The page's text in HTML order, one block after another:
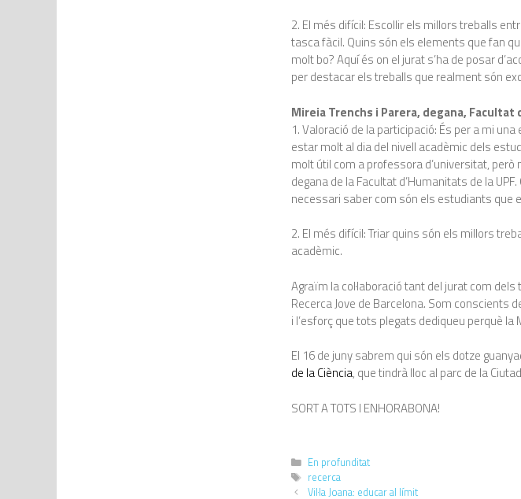
2. El més difícil: Escollir els millors treballs
tasca fàcil. Quins són els elements que fan
molt bo? Aquí és on el jurat s’ha de posar
per destacar els treballs que realment són
Mireia Trenchs i Parera, degana,
1. Valoració de la participació: És per a mi
estar molt al dia del nivell acadèmic dels
molt útil com a professora d’universitat,
degana de la Facultat d’Humanitats de la
necessari saber com són els estudiants
2. El més difícil: Triar quins són els millors
acadèmic.
Agraïm la col·laboració tant del jurat com
Recerca Jove de Barcelona. Som conscients
i l’esforç que tots plegats dediqueu perquè
El 16 de juny sabrem qui són els dotze
de la Ciència, que tindrà lloc al parc de la
SORT A TOTS I ENHORABONA!
En profunditat
recerca
Vil·la Joana: educar al límit